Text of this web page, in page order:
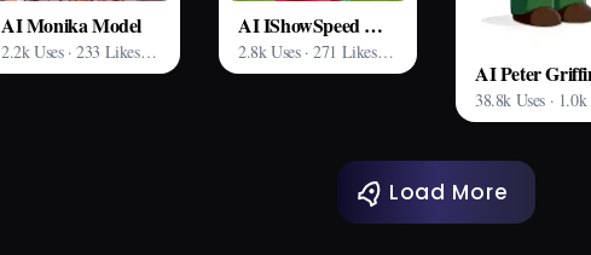
AI Monika Model
2.2k Uses · 233 Likes · Arting AI
AI IShowSpeed Model
2.8k Uses · 271 Likes · Arting AI
Load More